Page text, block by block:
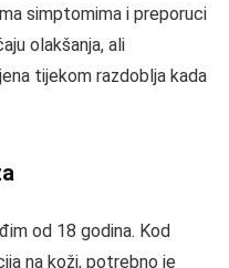
simptomima i preporuci
olakšanja, ali
tijekom razdoblja kada
od 18 godina. Kod
na koži, potrebno je